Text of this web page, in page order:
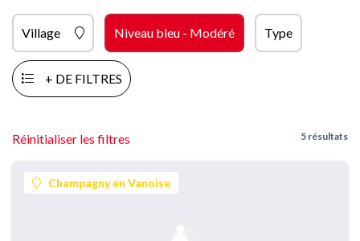
Village Niveau bleu - Modéré Type
+ DE FILTRES
Réinitialiser les filtres 5 résultats
Champagny en Vanoise